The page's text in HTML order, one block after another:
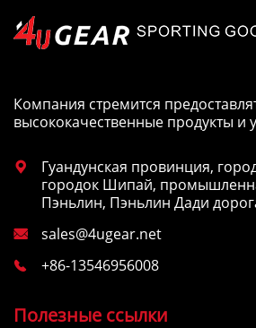
Компания стремится
высококачественные продукты и

Гуандунская провинция,
городок Шипай,
Пэньлин, Пэньлин Дади
 sales@4ugear.net
 +86-13546956008
Полезные ссылки